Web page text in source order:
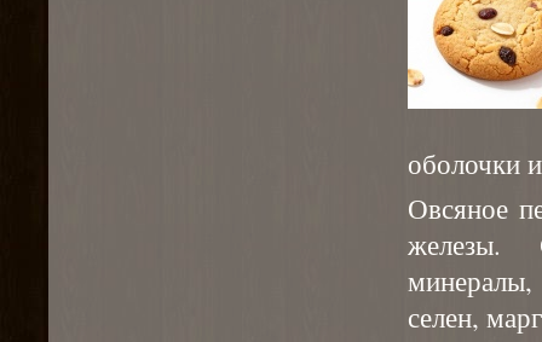
оболочки
Овсяное
железы.
селен,